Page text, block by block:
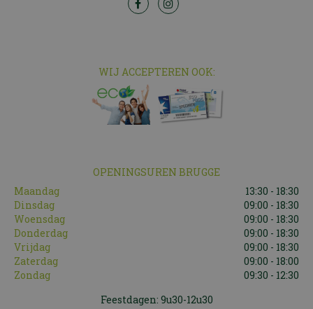
WIJ ACCEPTEREN OOK:
OPENINGSUREN BRUGGE
Maandag
13:30 - 18:30
Dinsdag
09:00 - 18:30
Woensdag
09:00 - 18:30
Donderdag
09:00 - 18:30
Vrijdag
09:00 - 18:30
Zaterdag
09:00 - 18:00
Zondag
09:30 - 12:30
Feestdagen: 9u30-12u30